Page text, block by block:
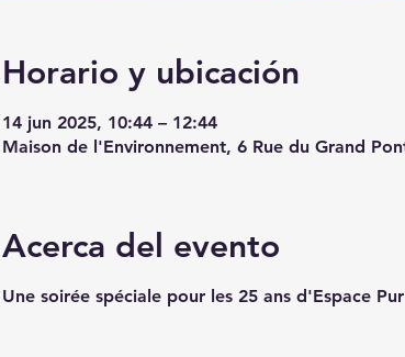
Horario y ubicación
14 jun 2025, 10:44 – 12:44
Maison de l'Environnement, 6 Rue du Grand
Acerca del evento
Une soirée spéciale pour les 25 ans d'Espace Pur